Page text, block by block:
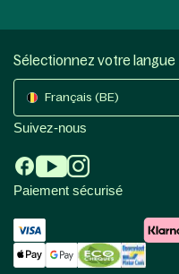
Sélectionnez votre langue
Français (BE)
Suivez-nous
Paiement sécurisé